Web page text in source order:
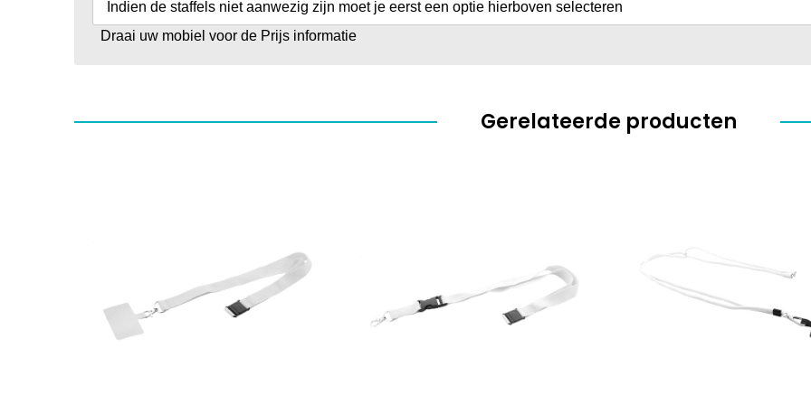
Indien de staffels niet aanwezig zijn moet je eerst een optie hierboven selecteren
Draai uw mobiel voor de Prijs informatie
Gerelateerde producten